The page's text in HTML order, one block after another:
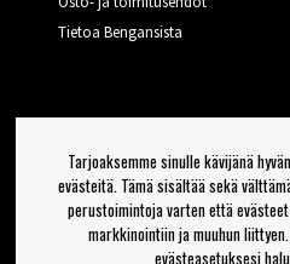
Tietoa Bengansista
Haluan
Tarjoaksemme sinulle kävijänä
evästeitä. Tämä sisältää sekä
perustoimintoja varten että
markkinointiin ja muuhun
evästeasetuksesi